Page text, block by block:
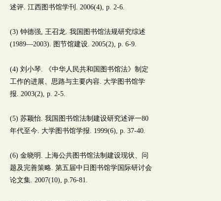
述评. 江西图书馆学刊. 2006(4), p. 2-6.
(3) 钟德强, 王召龙. 我国图书馆法规研究综述
(1989—2003). 图节馆建设. 2005(2), p. 6-9.
(4) 刘小琴. 《中华人民共和国图书馆法》制定
工作的进展、思路与主要内容. 大学图书馆学
报. 2003(2), p. 2-5.
(5) 苏颖怡. 我国图书馆法制建设研究述评一80
年代至今. 大学图书馆学报. 1999(6), p. 37-40.
(6) 金晓明. 上海公共图书馆法制建设现状、问
题及完善策略. 第五届中日图书馆学国际研讨会
论文集. 2007(10), p.76-81.